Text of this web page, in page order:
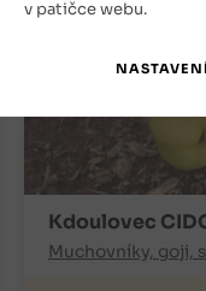
v patičce webu.
Kdoulovec
Muchovníky, goji,